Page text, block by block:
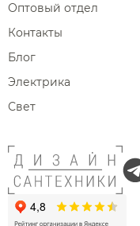
Оптовый отдел
Контакты
Блог
Электрика
Свет